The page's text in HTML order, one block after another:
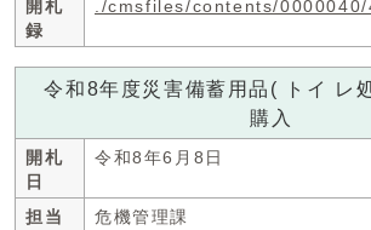
開札
録
./cmsfiles/contents/
令和8年度災害備蓄用品( トイ レ
購入
開札
日
令和8年6月8日
担当
危機管理課